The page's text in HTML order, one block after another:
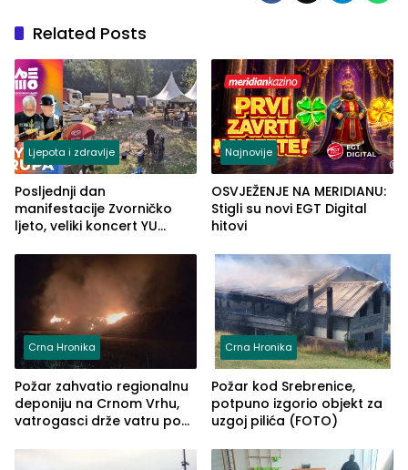
Related Posts
Ljepota i zdravlje
Posljednji dan
manifestacije Zvorničko
ljeto, veliki koncert YU
ove godine
Najnovije
OSVJEŽENJE NA MERIDIANU:
Stigli su novi EGT Digital
hitovi
Crna Hronika
Požar zahvatio regionalnu
deponiju na Crnom Vrhu,
vatrogasci drže vatru pod
Crna Hronika
Požar kod Srebrenice,
potpuno izgorio objekt za
uzgoj pilića (FOTO)